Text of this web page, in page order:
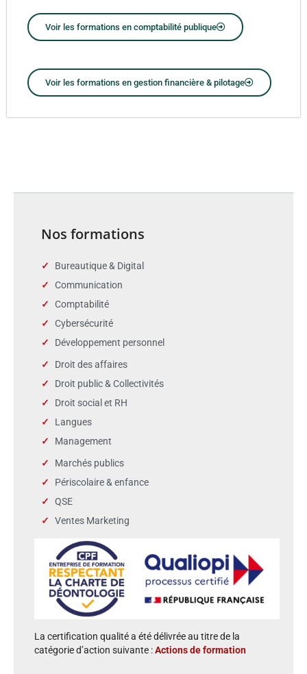
Voir les formations en comptabilité publique
Voir les formations en gestion financière & pilotage
Nos formations
Bureautique & Digital
Communication
Comptabilité
Cybersécurité
Développement personnel
Droit des affaires
Droit public & Collectivités
Droit social et RH
Langues
Management
Marchés publics
Périscolaire & enfance
QSE
Ventes Marketing
La certification qualité a été délivrée au titre de la
catégorie d’action suivante :Actions de formation